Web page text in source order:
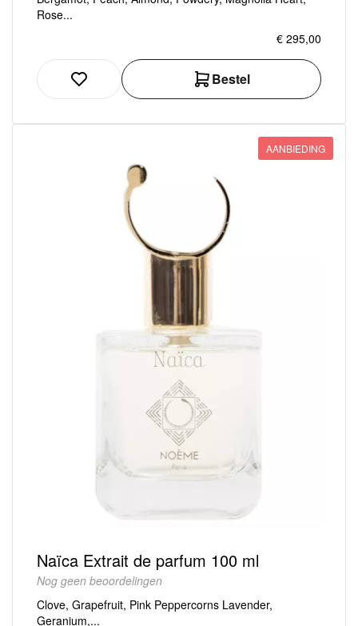
Rose...
€ 295,00
Bestel
AANBIEDING
Naïca Extrait de parfum 100 ml
Nog geen beoordelingen
Clove, Grapefruit, Pink Peppercorns Lavender,
Geranium,...